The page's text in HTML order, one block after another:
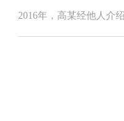
2016年，高某经他人介